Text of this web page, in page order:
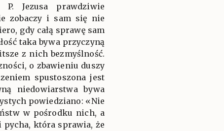
Jezusa prawdziwie
zobaczy i sam się nie
gdy całą sprawę sam
taka bywa przyczyną
z nich bezmyślność.
o zbawieniu duszy
spustoszona jest
niedowiarstwa bywa
powiedziano: «Nie
w pośrodku nich, a
pycha, która sprawia, że